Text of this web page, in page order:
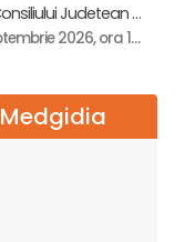
Sala Consiliului Judetean Buzau, Buzau
23 septembrie 2026, ora 19:29
Medgidia